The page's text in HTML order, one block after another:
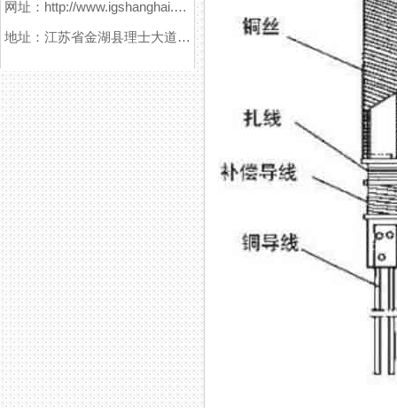
网址：http://www.igshanghai.com
地址：江苏省金湖县理士大道61号